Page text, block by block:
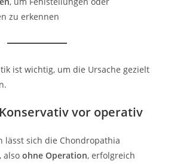
zu erkennen
ist wichtig, um die Ursache gezielt
vor operativ
lässt sich die Chondropathia
, alsoohne Operation, erfolgreich